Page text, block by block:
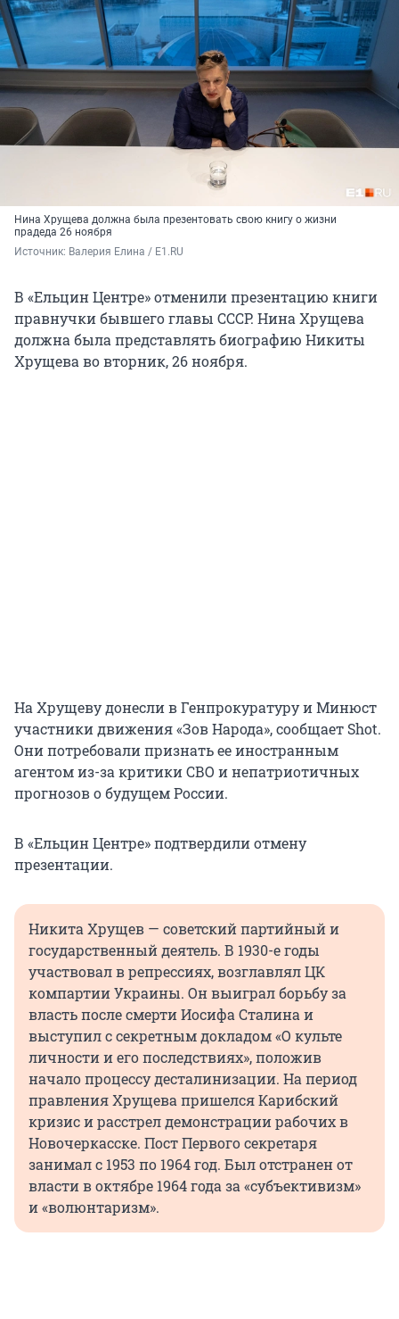
Нина Хрущева должна была презентовать свою книгу о жизни
прадеда 26 ноября
Источник: Валерия Елина / E1.RU
В «Ельцин Центре» отменили презентацию книги
правнучки бывшего главы СССР. Нина Хрущева
должна была представлять биографию Никиты
Хрущева во вторник, 26 ноября.
На Хрущеву донесли в Генпрокуратуру и Минюст
участники движения «Зов Народа», сообщает Shot.
Они потребовали признать ее иностранным
агентом из-за критики СВО и непатриотичных
прогнозов о будущем России.
В «Ельцин Центре» подтвердили отмену
презентации.
Никита Хрущев — советский партийный и
государственный деятель. В 1930-е годы
участвовал в репрессиях, возглавлял ЦК
компартии Украины. Он выиграл борьбу за
власть после смерти Иосифа Сталина и
выступил с секретным докладом «О культе
личности и его последствиях», положив
начало процессу десталинизации. На период
правления Хрущева пришелся Карибский
кризис и расстрел демонстрации рабочих в
Новочеркасске. Пост Первого секретаря
занимал с 1953 по 1964 год. Был отстранен от
власти в октябре 1964 года за «субъективизм»
и «волюнтаризм».